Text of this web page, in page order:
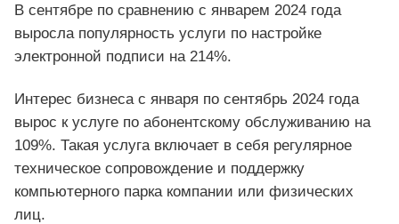
В сентябре по сравнению с январем 2024 года
выросла популярность услуги по настройке
электронной подписи на 214%.
Интерес бизнеса с января по сентябрь 2024 года
вырос к услуге по абонентскому обслуживанию на
109%. Такая услуга включает в себя регулярное
техническое сопровождение и поддержку
компьютерного парка компании или физических
лиц.